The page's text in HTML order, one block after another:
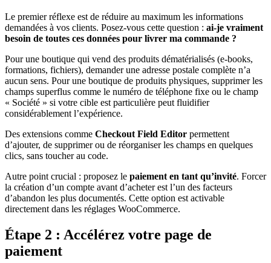
Le premier réflexe est de réduire au maximum les informations
demandées à vos clients. Posez-vous cette question : ai-je vraiment
besoin de toutes ces données pour livrer ma commande ?
Pour une boutique qui vend des produits dématérialisés (e-books,
formations, fichiers), demander une adresse postale complète n’a
aucun sens. Pour une boutique de produits physiques, supprimer les
champs superflus comme le numéro de téléphone fixe ou le champ
« Société » si votre cible est particulière peut fluidifier
considérablement l’expérience.
Des extensions comme Checkout Field Editor permettent
d’ajouter, de supprimer ou de réorganiser les champs en quelques
clics, sans toucher au code.
Autre point crucial : proposez le paiement en tant qu’invité. Forcer
la création d’un compte avant d’acheter est l’un des facteurs
d’abandon les plus documentés. Cette option est activable
directement dans les réglages WooCommerce.
Étape 2 : Accélérez votre page de
paiement